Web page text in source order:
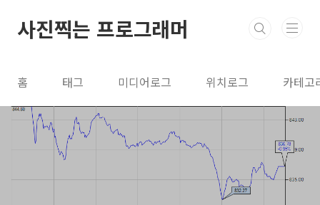
사진찍는 프로그래머
홈 태그 미디어로그 위치로그 카테고